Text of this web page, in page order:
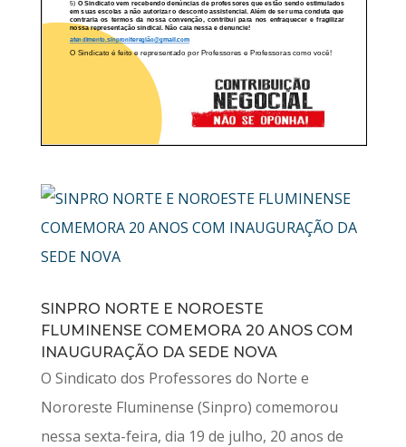
SINPRO NORTE E NOROESTE
FLUMINENSE COMEMORA 20 ANOS COM
INAUGURAÇÃO DA SEDE NOVA
O Sindicato dos Professores do Norte e
Nororeste Fluminense (Sinpro) comemorou
nessa sexta-feira, dia 19 de julho, 20 anos de